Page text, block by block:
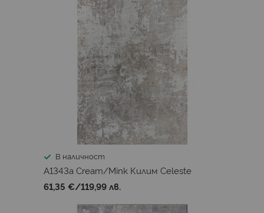
В наличност
A1343a Cream/Mink Килим Celeste
61,35 €/119,99 лв.